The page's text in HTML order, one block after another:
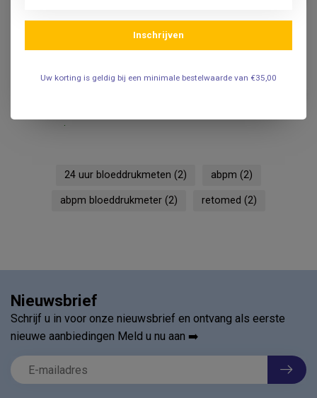
Microlife Microlife BP B3
.
24 uur bloeddrukmeten (2) abpm (2)
abpm bloeddrukmeter (2) retomed (2)
Nieuwsbrief
Schrijf u in voor onze nieuwsbrief en ontvang als eerste
nieuwe aanbiedingen Meld u nu aan ➡️
Inschrijven
Uw korting is geldig bij een minimale bestelwaarde van €35,00